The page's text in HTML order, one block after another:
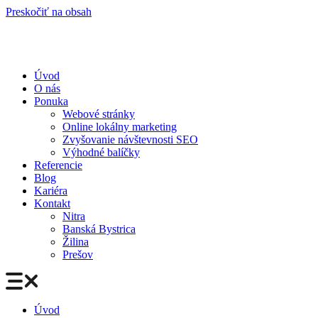
Preskočiť na obsah
Úvod
O nás
Ponuka
Webové stránky
Online lokálny marketing
Zvyšovanie návštevnosti SEO
Výhodné balíčky
Referencie
Blog
Kariéra
Kontakt
Nitra
Banská Bystrica
Žilina
Prešov
Úvod